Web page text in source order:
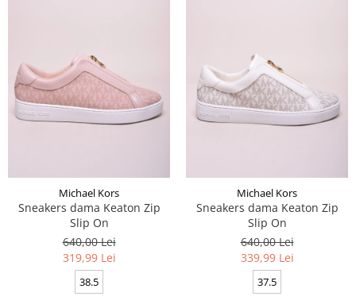
Michael Kors
Sneakers dama Keaton Zip
Slip On
640,00 Lei
319,99 Lei
38.5
Michael Kors
Sneakers dama Keaton Zip
Slip On
640,00 Lei
339,99 Lei
37.5